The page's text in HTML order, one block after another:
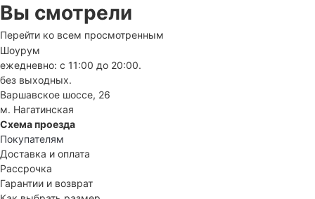
Вы смотрели
Перейти ко всем просмотренным
Шоурум
ежедневно: с 11:00 до 20:00.
без выходных.
Варшавское шоссе, 26
м. Нагатинская
Схема проезда
Покупателям
Доставка и оплата
Рассрочка
Гарантии и возврат